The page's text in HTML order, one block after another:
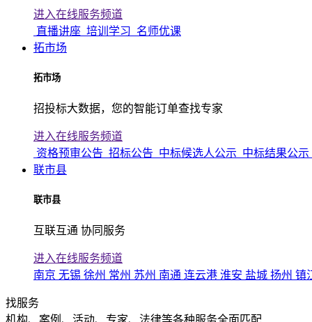
进入在线服务频道
直播讲座 培训学习 名师优课
拓市场
拓市场
招投标大数据，您的智能订单查找专家
进入在线服务频道
资格预审公告 招标公告 中标候选人公示 中标结果公示
联市县
联市县
互联互通 协同服务
进入在线服务频道
南京 无锡 徐州 常州 苏州 南通 连云港 淮安 盐城 扬州 镇
找服务